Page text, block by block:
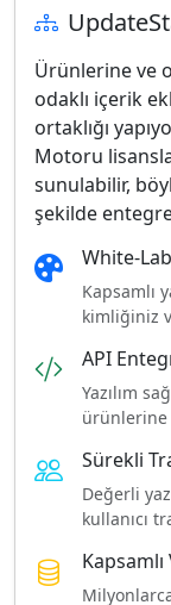
Ürünlerine ve
odaklı içerik
ortaklığı
Motoru
sunulabilir,
şekilde
White-
Kapsamlı
kimliğiniz
API
Yazılım
ürünlerine
Sürekli
Değerli
kullanıcı